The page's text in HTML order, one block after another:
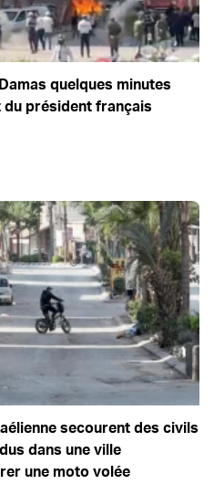
quelques minutes
président français
secourent des civils
dans une ville
une moto volée